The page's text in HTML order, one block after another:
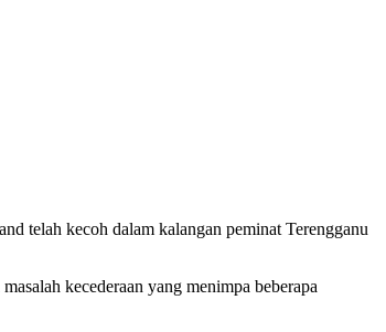
telah kecoh dalam kalangan peminat Terengganu
kecederaan yang menimpa beberapa